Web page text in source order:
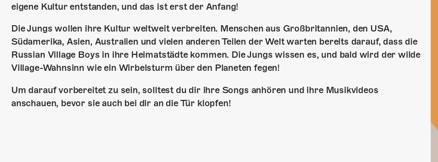
eigene Kultur entstanden, und das ist erst der Anfang!
Die Jungs wollen ihre Kultur weltweit verbreiten. Menschen aus Großbritannien, den USA,
Südamerika, Asien, Australien und vielen anderen Teilen der Welt warten bereits darauf, dass die
Russian Village Boys in ihre Heimatstädte kommen. Die Jungs wissen es, und bald wird der wilde
Village-Wahnsinn wie ein Wirbelsturm über den Planeten fegen!
Um darauf vorbereitet zu sein, solltest du dir ihre Songs anhören und ihre Musikvideos
anschauen, bevor sie auch bei dir an die Tür klopfen!